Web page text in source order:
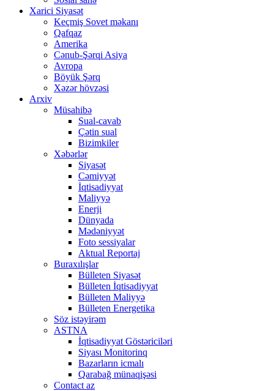
Xarici Siyasət
Keçmiş Sovet məkanı
Qafqaz
Amerika
Cənub-Şərqi Asiya
Avropa
Böyük Şərq
Xəzər hövzəsi
Arxiv
Müsahibə
Sual-cavab
Çətin sual
Bizimkiler
Xəbərlər
Siyasət
Cəmiyyət
İqtisadiyyat
Maliyyə
Enerji
Dünyada
Mədəniyyət
Foto sessiyalar
Aktual Reportaj
Buraxılışlar
Bülleten Siyasət
Bülleten İqtisadiyyat
Bülleten Maliyyə
Bülleten Energetika
Söz istəyirəm
ASTNA
İqtisadiyyat Göstəriciləri
Siyası Monitorinq
Bazarların icmalı
Qarabağ münaqişəsi
Contact az